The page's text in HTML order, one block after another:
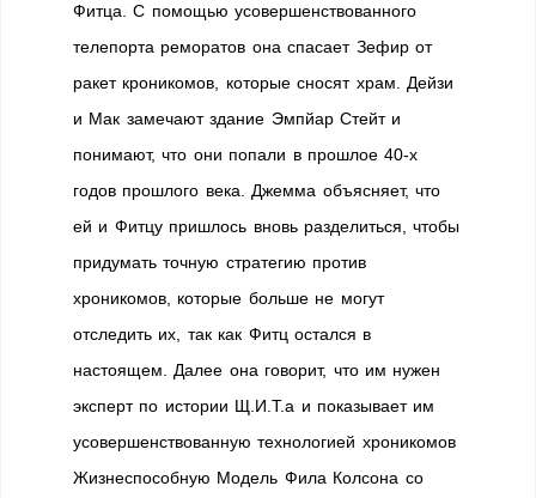
Фитца. С помощью усовершенствованного
телепорта реморатов она спасает Зефир от
ракет кроникомов, которые сносят храм. Дейзи
и Мак замечают здание Эмпйар Стейт и
понимают, что они попали в прошлое 40-х
годов прошлого века. Джемма объясняет, что
ей и Фитцу пришлось вновь разделиться, чтобы
придумать точную стратегию против
хроникомов, которые больше не могут
отследить их, так как Фитц остался в
настоящем. Далее она говорит, что им нужен
эксперт по истории Щ.И.Т.а и показывает им
усовершенствованную технологией хроникомов
Жизнеспособную Модель Фила Колсона со